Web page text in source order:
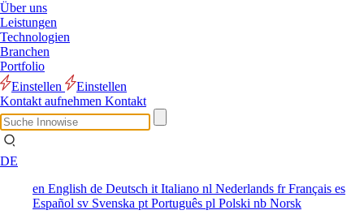
Über uns
Leistungen
Technologien
Branchen
Portfolio
Einstellen
Einstellen
Kontakt aufnehmen Kontakt
DE
en English de Deutsch it Italiano nl Nederlands frFrançais es
Español sv Svenska pt Português pl Polski nb Norsk